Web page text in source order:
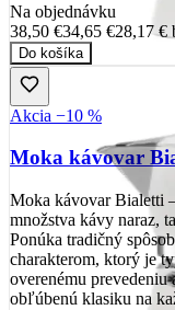
Na objednávku
38,50 €34,65 €28,17 €
Do košíka
Akcia −10 %
Moka kávovar
Moka kávovar Bialetti
množstva kávy naraz,
Ponúka tradičný
charakterom, ktorý je
overenému prevedeniu
obľúbenú klasiku na